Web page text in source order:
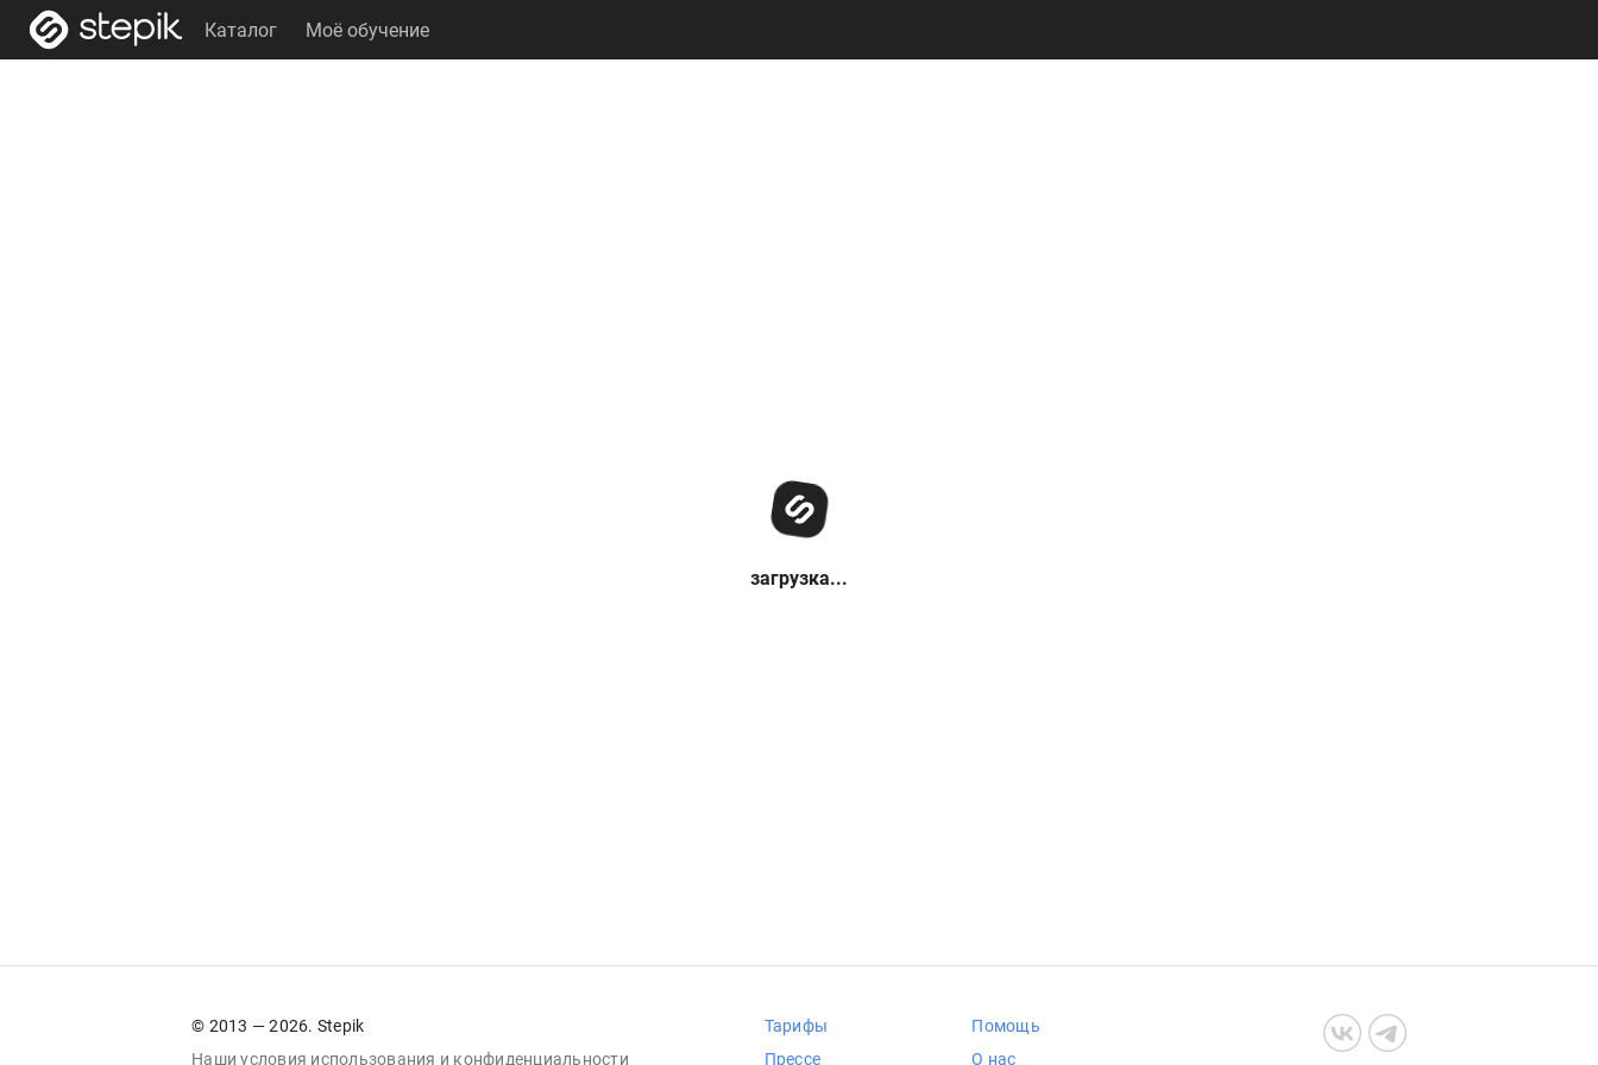
Каталог Моё обучение
загрузка...
© 2013 — 2026. Stepik
Наши условия использования и конфиденциальности
Тарифы
Прессе
Помощь
О нас